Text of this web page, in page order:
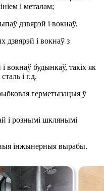
і металам;
дзвярэй і вокнаў.
дзвярэй і вокнаў з
вокнаў будынкаў, такіх як
і г.д.
герметызацыя ў
і рознымі шклянымі
інжынерныя вырабы.